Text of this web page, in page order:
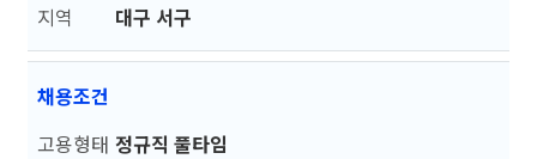
지역
대구 서구
채용조건
고용형태 정규직 풀타임